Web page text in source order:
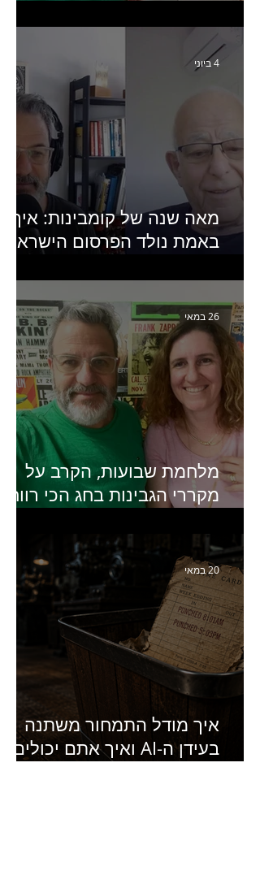
מנכ״לית באומן בר ריבנאי
מאה שנה של קומבינות: איך
באמת נולד הפרסום
מחבר הספר "מסע פרסום:
פרקים בחיי הפרסום
4 ביוני
מלחמת שבועות, הקרב על
מקררי הגבינות בחג הכי רווחי
סמנכ״לית השיווק והמכירות
של מחלבות גד
26 במאי
איך מודל התמחור משתנה
בעידן ה-AI ואיך אתם יכולים
20 במאי